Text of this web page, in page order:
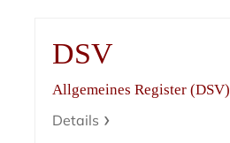
DSV
Allgemeines Register (DSV)
Details